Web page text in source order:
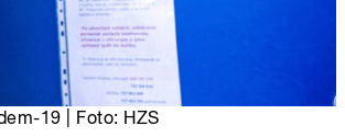
19 | Foto: HZS